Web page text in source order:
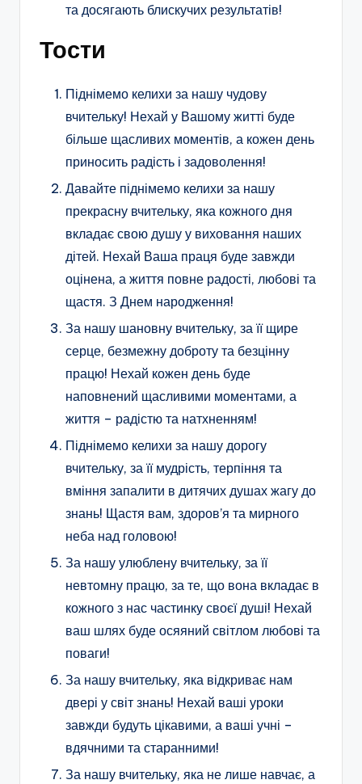
та досягають блискучих результатів!
Тости
Піднімемо келихи за нашу чудову
вчительку! Нехай у Вашому житті буде
більше щасливих моментів, а кожен день
приносить радість і задоволення!
Давайте піднімемо келихи за нашу
прекрасну вчительку, яка кожного дня
вкладає свою душу у виховання наших
дітей. Нехай Ваша праця буде завжди
оцінена, а життя повне радості, любові та
щастя. З Днем народження!
За нашу шановну вчительку, за її щире
серце, безмежну доброту та безцінну
працю! Нехай кожен день буде
наповнений щасливими моментами, а
життя – радістю та натхненням!
Піднімемо келихи за нашу дорогу
вчительку, за її мудрість, терпіння та
вміння запалити в дитячих душах жагу до
знань! Щастя вам, здоров’я та мирного
неба над головою!
За нашу улюблену вчительку, за її
невтомну працю, за те, що вона вкладає в
кожного з нас частинку своєї душі! Нехай
ваш шлях буде осяяний світлом любові та
поваги!
За нашу вчительку, яка відкриває нам
двері у світ знань! Нехай ваші уроки
завжди будуть цікавими, а ваші учні –
вдячними та старанними!
За нашу вчительку, яка не лише навчає, а